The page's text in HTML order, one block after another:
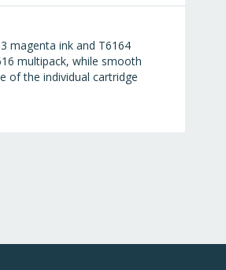
magenta ink and T6164
multipack, while smooth
of the individual cartridge